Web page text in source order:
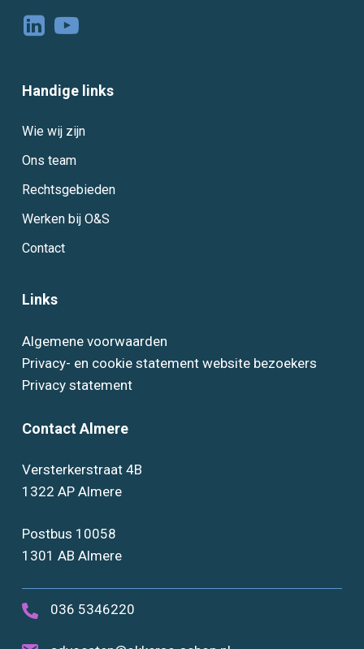
Handige links
Wie wij zijn
Ons team
Rechtsgebieden
Werken bij O&S
Contact
Links
Algemene voorwaarden
Privacy- en cookie statement website bezoekers
Privacy statement
Contact Almere
Versterkerstraat 4B
1322 AP Almere
Postbus 10058
1301 AB Almere
036 5346220